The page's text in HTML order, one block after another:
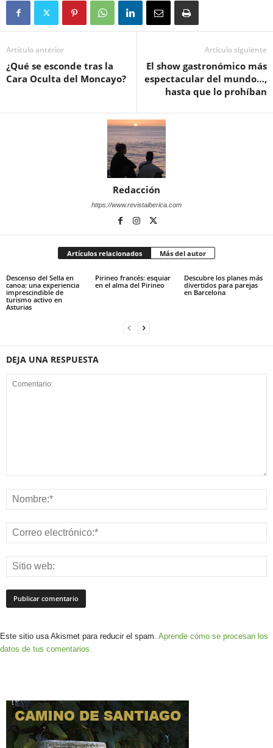
Artículo anterior
¿Qué se esconde tras la
Cara Oculta del Moncayo?
Artículo siguiente
El show gastronómico más
espectacular del mundo…,
hasta que lo prohíban
Redacción
https://www.revistaiberica.com
Artículos relacionados Más del autor
Descenso del Sella en
canoa: una experiencia
imprescindible de
turismo activo en
Asturias
Pirineo francés: esquiar
en el alma del Pirineo
Descubre los planes más
divertidos para parejas
en Barcelona
DEJA UNA RESPUESTA
Este sitio usa Akismet para reducir el spam. Aprende cómo se procesan los
datos de tus comentarios.